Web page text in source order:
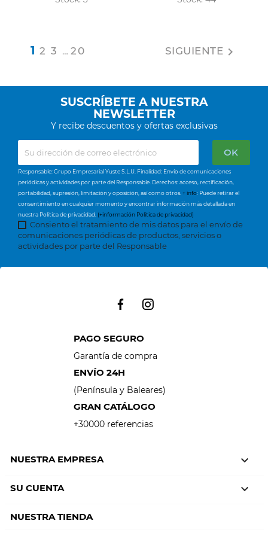
123 … 20 SIGUIENTE 
SUSCRÍBETE A NUESTRA
NEWSLETTER
Y recibe descuentos y ofertas exclusivas
Responsable: Grupo Empresarial Yuste S.L.U. Finalidad: Envío de comunicaciones
periódicas y actividades por parte del Responsable. Derechos: acceso, rectificación,
portabilidad, supresión, limitación y oposición, así como otros. + info: Puede retirar el
consentimiento en cualquier momento y encontrar información más detallada en
nuestra Política de privacidad. (+información Política de privacidad)
Consiento el tratamiento de mis datos para el envío de
comunicaciones periódicas de productos, servicios o
actividades por parte del Responsable
PAGO SEGURO
Garantía de compra
ENVÍO 24H
(Península y Baleares)
GRAN CATÁLOGO
+30000 referencias
NUESTRA EMPRESA 
SU CUENTA 
NUESTRA TIENDA